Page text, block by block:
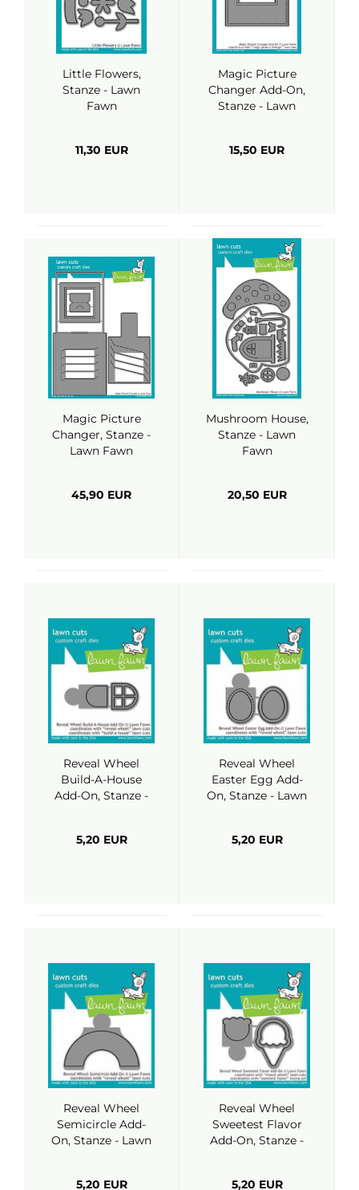
Little Flowers,
Stanze - Lawn
Fawn
11,30 EUR
Magic Picture
Changer Add-On,
Stanze - Lawn
15,50 EUR
Magic Picture
Changer, Stanze -
Lawn Fawn
45,90 EUR
Mushroom House,
Stanze - Lawn
Fawn
20,50 EUR
Reveal Wheel
Build-A-House
Add-On, Stanze -
5,20 EUR
Reveal Wheel
Easter Egg Add-
On, Stanze - Lawn
5,20 EUR
Reveal Wheel
Semicircle Add-
On, Stanze - Lawn
5,20 EUR
Reveal Wheel
Sweetest Flavor
Add-On, Stanze -
5,20 EUR